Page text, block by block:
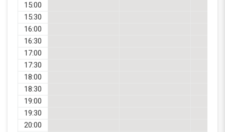
15:00
15:30
16:00
16:30
17:00
17:30
18:00
18:30
19:00
19:30
20:00